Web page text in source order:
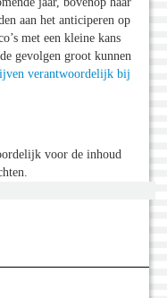
aan het anticiperen op
met een kleine kans
gevolgen groot kunnen
verantwoordelijk bij
voor de inhoud